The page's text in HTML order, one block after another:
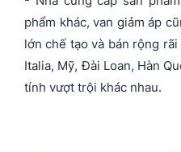
phẩm khác, van giảm áp
lớn chế tạo và bán rộng
Italia, Mỹ, Đài Loan, Hàn
tính vượt trội khác nhau.